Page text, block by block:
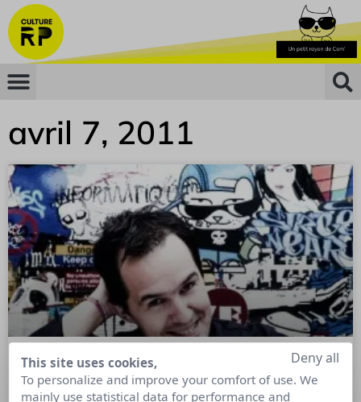
avril 7, 2011
Gilles Choukroun utilise tous les
This site uses cookies,
To personalize and improve your comfort of use. We
mainly use statistical data for performance and
Deny all